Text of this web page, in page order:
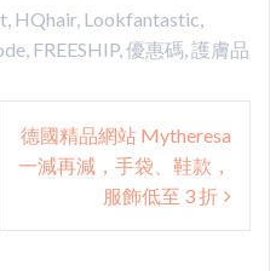
, HQhair, Lookfantastic,
, FREESHIP,優惠碼,護膚品
德國精品網站 Mytheresa
一減再減，手袋、鞋款，
服飾低至 3 折